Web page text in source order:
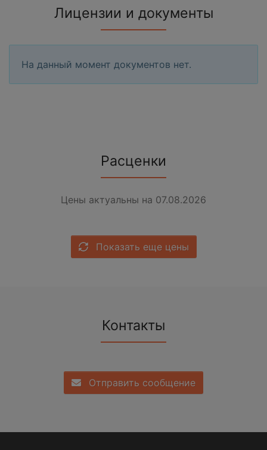
Лицензии и документы
На данный момент документов нет.
Расценки
Цены актуальны на 07.08.2026
Показать еще цены
Контакты
Отправить сообщение